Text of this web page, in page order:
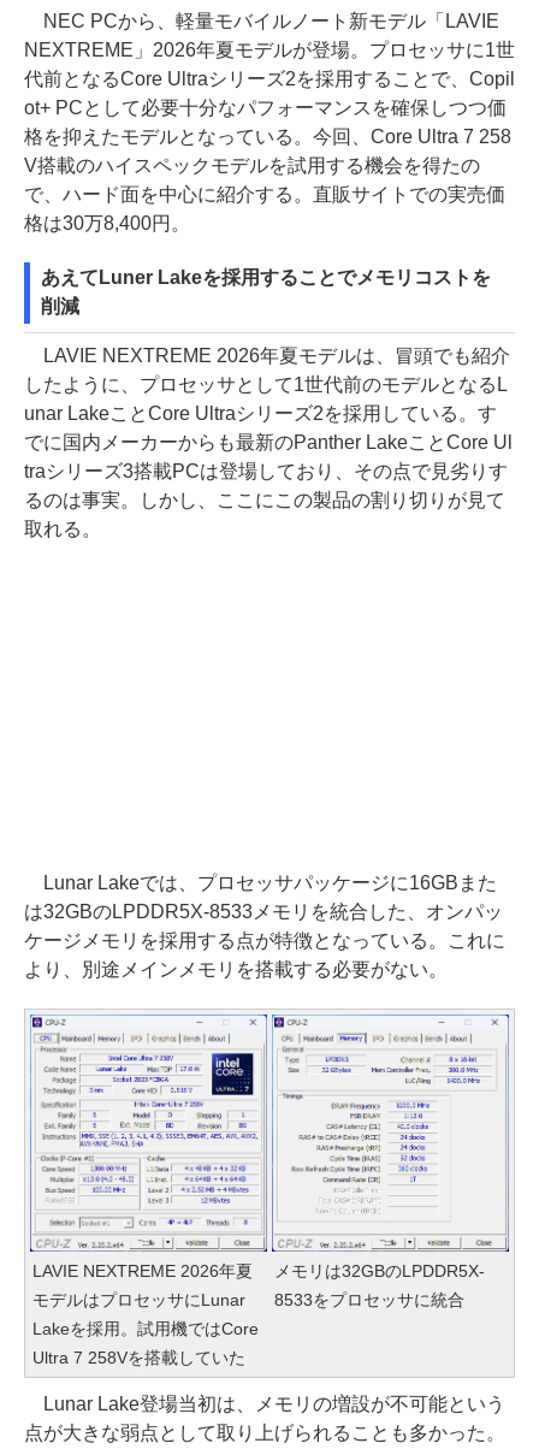
NEC PCから、軽量モバイルノート新モデル「LAVIE
NEXTREME」2026年夏モデルが登場。プロセッサに1世
代前となるCore Ultraシリーズ2を採用することで、Copil
ot+ PCとして必要十分なパフォーマンスを確保しつつ価
格を抑えたモデルとなっている。今回、Core Ultra 7 258
V搭載のハイスペックモデルを試用する機会を得たの
で、ハード面を中心に紹介する。直販サイトでの実売価
格は30万8,400円。
あえてLuner Lakeを採用することでメモリコストを
削減
LAVIE NEXTREME 2026年夏モデルは、冒頭でも紹介
したように、プロセッサとして1世代前のモデルとなるL
unar LakeことCore Ultraシリーズ2を採用している。す
でに国内メーカーからも最新のPanther LakeことCore Ul
traシリーズ3搭載PCは登場しており、その点で見劣りす
るのは事実。しかし、ここにこの製品の割り切りが見て
取れる。
Lunar Lakeでは、プロセッサパッケージに16GBまた
は32GBのLPDDR5X-8533メモリを統合した、オンパッ
ケージメモリを採用する点が特徴となっている。これに
より、別途メインメモリを搭載する必要がない。
LAVIE NEXTREME 2026年夏
モデルはプロセッサにLunar
Lakeを採用。試用機ではCore
Ultra 7 258Vを搭載していた
メモリは32GBのLPDDR5X-
8533をプロセッサに統合
Lunar Lake登場当初は、メモリの増設が不可能という
点が大きな弱点として取り上げられることも多かった。